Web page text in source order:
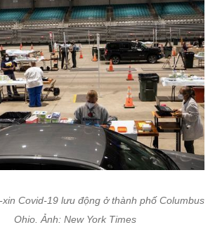
Covid-19 lưu động ở thành phố Columbus,
Ohio. Ảnh: New York Times